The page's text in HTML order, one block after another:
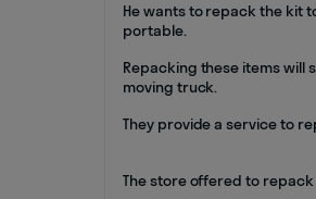
He wants to repack the kit
portable.
Repacking these items will
moving truck.
They provide a service to
The store offered to